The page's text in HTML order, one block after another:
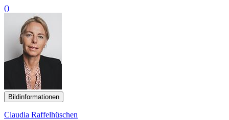
()
Bildinformationen
Claudia Raffelhüschen